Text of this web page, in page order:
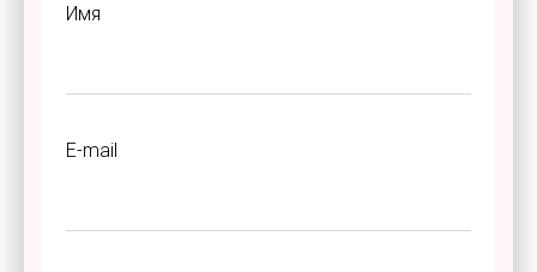
Имя
E-mail